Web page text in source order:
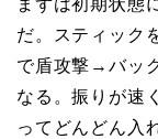
まずは初期状態
だ。スティック
で盾攻撃→バッ
なる。振りが速
ってどんどん入